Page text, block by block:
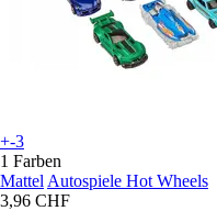
+-3
1 Farben
Mattel Autospiele Hot Wheels
3,96 CHF